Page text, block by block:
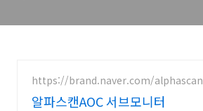
https://brand.naver.com/alphascan
알파스캔AOC 서브모니터